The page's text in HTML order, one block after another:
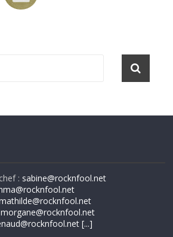
: sabine@rocknfool.net
morgane@rocknfool.net
[...]